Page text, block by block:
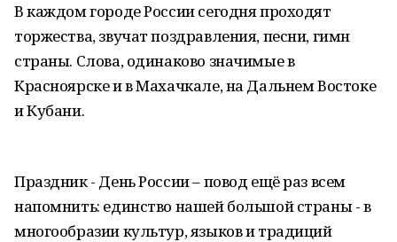
В каждом городе России сегодня проходят
торжества, звучат поздравления, песни, гимн
страны. Слова, одинаково значимые в
Красноярске и в Махачкале, на Дальнем Востоке
и Кубани.
Праздник - День России – повод ещё раз всем
напомнить: единство нашей большой страны - в
многообразии культур, языков и традиций